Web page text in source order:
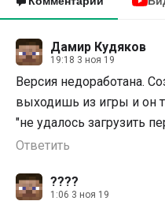
Дамир Кудяков
19:18 3 ноя 19
Версия недоработана.
выходишь из игры и он
"не удалось загрузить
Ответить
????
1:06 3 ноя 19